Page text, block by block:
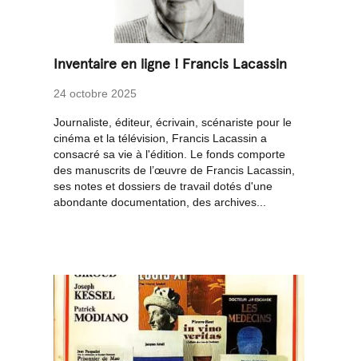
Inventaire en ligne ! Francis Lacassin
24 octobre 2025
Journaliste, éditeur, écrivain, scénariste pour le
cinéma et la télévision, Francis Lacassin a
consacré sa vie à l'édition. Le fonds comporte
des manuscrits de l’œuvre de Francis Lacassin,
ses notes et dossiers de travail dotés d'une
abondante documentation, des archives...